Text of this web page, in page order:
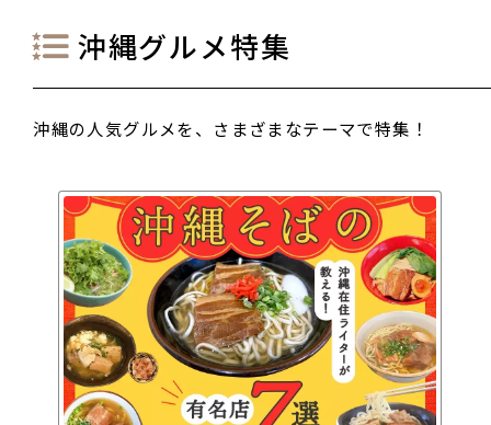
沖縄グルメ特集
沖縄の人気グルメを、さまざまなテーマで特集！